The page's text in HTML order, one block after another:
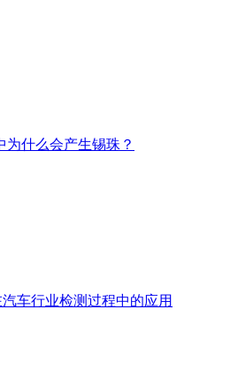
为什么会产生锡珠？
车行业检测过程中的应用